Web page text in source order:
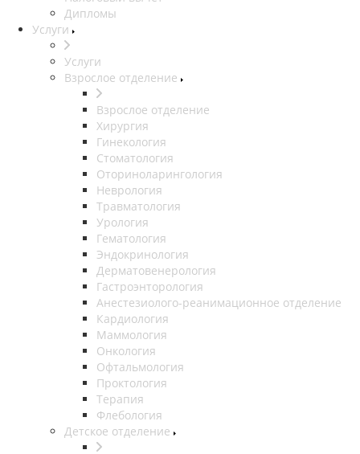
Дипломы
Услуги
Услуги
Взрослое отделение
Взрослое отделение
Хирургия
Гинекология
Стоматология
Оториноларингология
Неврология
Травматология
Урология
Гематология
Эндокринология
Дерматовенерология
Гастроэнторология
Анестезиолого-реанимационное отделение
Кардиология
Маммология
Онкология
Офтальмология
Проктология
Терапия
Флебология
Детское отделение